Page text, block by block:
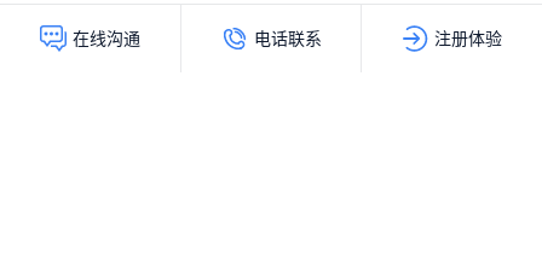
在线沟通 电话联系 注册体验